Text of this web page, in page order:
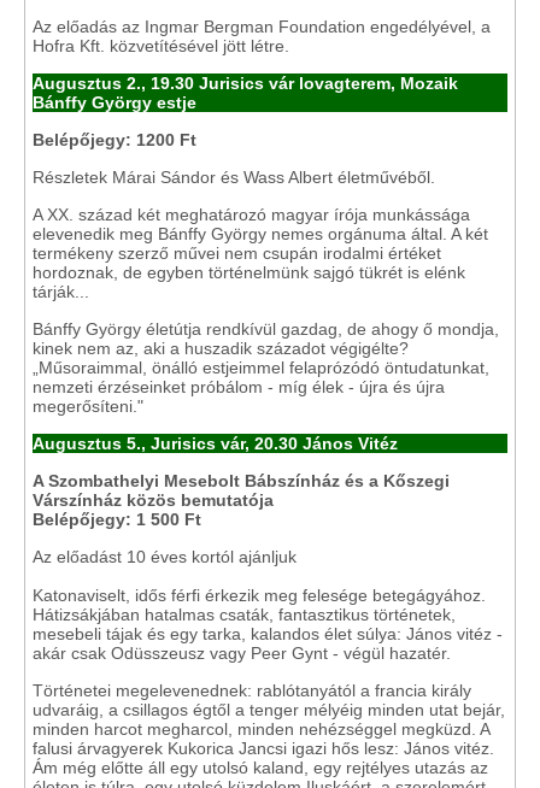
Az előadás az Ingmar Bergman Foundation engedélyével, a
Hofra Kft. közvetítésével jött létre.
Augusztus 2., 19.30 Jurisics vár lovagterem, Mozaik
Bánffy György estje
Belépőjegy: 1200 Ft
Részletek Márai Sándor és Wass Albert életművéből.
A XX. század két meghatározó magyar írója munkássága
elevenedik meg Bánffy György nemes orgánuma által. A két
termékeny szerző művei nem csupán irodalmi értéket
hordoznak, de egyben történelmünk sajgó tükrét is elénk
tárják...
Bánffy György életútja rendkívül gazdag, de ahogy ő mondja,
kinek nem az, aki a huszadik századot végigélte?
„Műsoraimmal, önálló estjeimmel felaprózódó öntudatunkat,
nemzeti érzéseinket próbálom - míg élek - újra és újra
megerősíteni."
Augusztus 5., Jurisics vár, 20.30 János Vitéz
A Szombathelyi Mesebolt Bábszínház és a Kőszegi
Várszínház közös bemutatója
Belépőjegy: 1 500 Ft
Az előadást 10 éves kortól ajánljuk
Katonaviselt, idős férfi érkezik meg felesége betegágyához.
Hátizsákjában hatalmas csaták, fantasztikus történetek,
mesebeli tájak és egy tarka, kalandos élet súlya: János vitéz -
akár csak Odüsszeusz vagy Peer Gynt - végül hazatér.
Történetei megelevenednek: rablótanyától a francia király
udvaráig, a csillagos égtől a tenger mélyéig minden utat bejár,
minden harcot megharcol, minden nehézséggel megküzd. A
falusi árvagyerek Kukorica Jancsi igazi hős lesz: János vitéz.
Ám még előtte áll egy utolsó kaland, egy rejtélyes utazás az